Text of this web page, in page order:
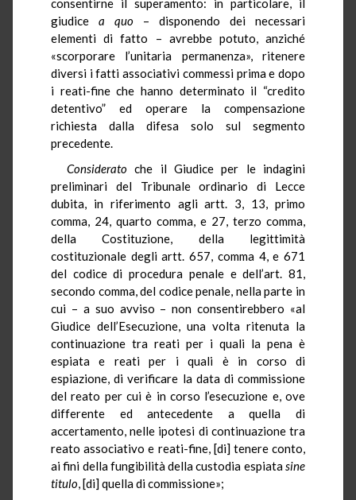
consentirne il superamento: in particolare, il
giudice a quo – disponendo dei necessari
elementi di fatto – avrebbe potuto, anziché
«scorporare l’unitaria permanenza», ritenere
diversi i fatti associativi commessi prima e dopo
i reati-fine che hanno determinato il “credito
detentivo” ed operare la compensazione
richiesta dalla difesa solo sul segmento
precedente.
Considerato che il Giudice per le indagini
preliminari del Tribunale ordinario di Lecce
dubita, in riferimento agli artt. 3, 13, primo
comma, 24, quarto comma, e 27, terzo comma,
della Costituzione, della legittimità
costituzionale degli artt. 657, comma 4, e 671
del codice di procedura penale e dell’art. 81,
secondo comma, del codice penale, nella parte in
cui – a suo avviso – non consentirebbero «al
Giudice dell’Esecuzione, una volta ritenuta la
continuazione tra reati per i quali la pena è
espiata e reati per i quali è in corso di
espiazione, di verificare la data di commissione
del reato per cui è in corso l’esecuzione e, ove
differente ed antecedente a quella di
accertamento, nelle ipotesi di continuazione tra
reato associativo e reati-fine, [di] tenere conto,
ai fini della fungibilità della custodia espiatasine
titulo, [di] quella di commissione»;